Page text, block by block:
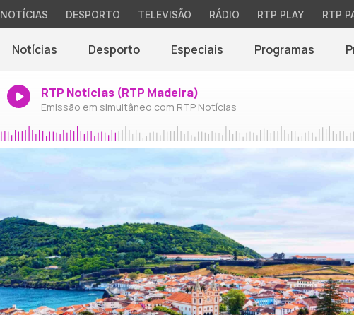
NOTÍCIAS DESPORTO TELEVISÃO RÁDIO RTP PLAY RTP
Notícias Desporto Especiais Programas
RTP Notícias (RTP Madeira)
Emissão em simultâneo com RTP Notícias